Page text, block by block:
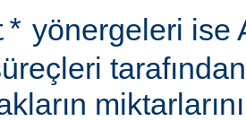
yönergeleri ise